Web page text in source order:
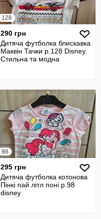
128
290 грн
Дитяча футболка блискавка
Маквін Тачки р.128 Disney.
Стильна та модна
98
295 грн
Дитяча футболка котонова
Пінкі пай літл поні р.98
disney